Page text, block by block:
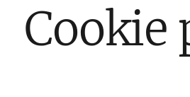
Cookie